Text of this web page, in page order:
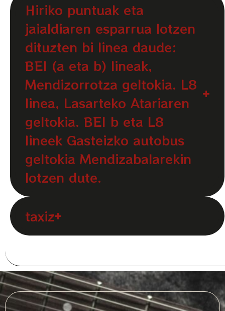
Hiriko puntuak eta
jaialdiaren esparrua lotzen
dituzten bi linea daude:
BEI (a eta b) lineak,
Mendizorrotza geltokia. L8
linea, Lasarteko Atariaren
geltokia. BEI b eta L8
lineek Gasteizko autobus
geltokia Mendizabalarekin
lotzen dute.
taxiz